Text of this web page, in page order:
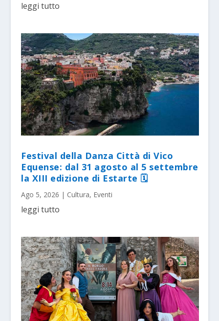
leggi tutto
Festival della Danza Città di Vico
Equense: dal 31 agosto al 5 settembre
la XIII edizione di Estarte 🗓
Ago 5, 2026 | Cultura, Eventi
leggi tutto